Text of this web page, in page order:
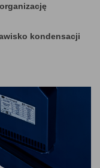
kondensacji